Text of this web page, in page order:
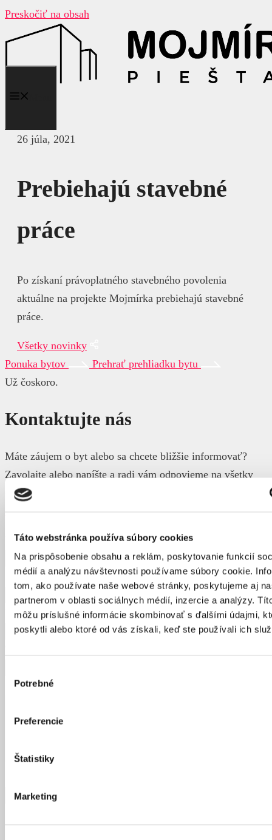
Táto webstránka používa súbory cookies
Na prispôsobenie obsahu a reklám, poskytovanie funkcií
médií a analýzu návštevnosti používame súbory cookie.
tom, ako používate naše webové stránky, poskytujeme aj
partnerom v oblasti sociálnych médií, inzercie a analýzy.
môžu príslušné informácie skombinovať s ďalšími údajmi,
poskytli alebo ktoré od vás získali, keď ste používali ich
súhlasu
Potrebné
Preferencie
Štatistiky
Marketing
Preskočiť na obsah
26 júla, 2021
Prebiehajú stavebné
práce
Po získaní právoplatného stavebného povolenia
aktuálne na projekte Mojmírka prebiehajú stavebné
práce.
Všetky novinky
Ponuka bytov
Prehrať prehliadku bytu
Už čoskoro.
Kontaktujte nás
Máte záujem o byt alebo sa chcete bližšie informovať?
Zavolajte alebo napíšte a radi vám odpovieme na všetky
otázky.
Vaše meno
Vaše priezvisko
E-mail
Správa
Odoslať formulár